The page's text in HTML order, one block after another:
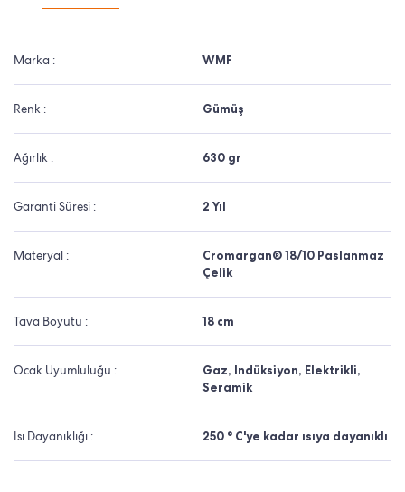
Marka : WMF
Renk : Gümüş
Ağırlık : 630 gr
Garanti Süresi : 2 Yıl
Materyal :
Cromargan® 18/10 Paslanmaz
Çelik
Tava Boyutu : 18 cm
Ocak Uyumluluğu :
Gaz, Indüksiyon, Elektrikli,
Seramik
Isı Dayanıklığı : 250 ° C'ye kadar ısıya dayanıklı